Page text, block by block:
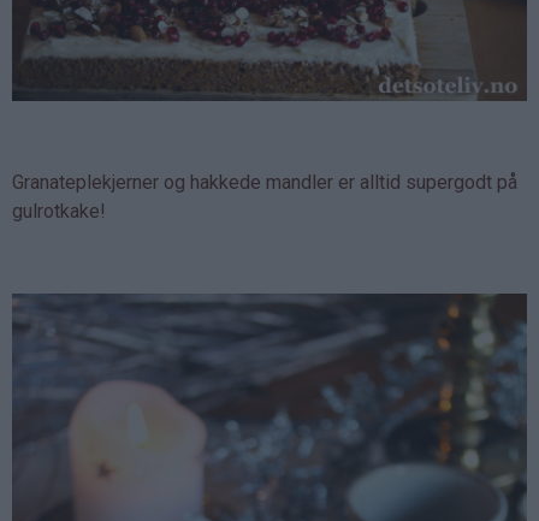
Granateplekjerner og hakkede mandler er alltid supergodt på
gulrotkake!